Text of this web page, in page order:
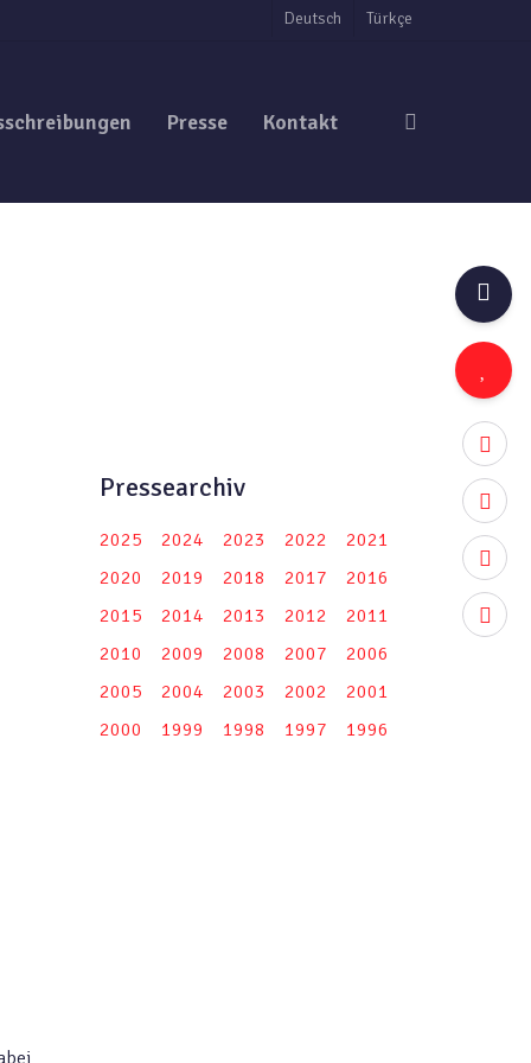
twitter
Deutsch Türkçe
Presse Kontakt
Pressearchiv
2025 2024 2023 2022
2021
2020
2019 2018 2017
2016
2015
2014 2013 2012
2011
2010
2009 2008 2007
2006
2005
2004 2003 2002
2001
2000
1999 1998 1997 1996